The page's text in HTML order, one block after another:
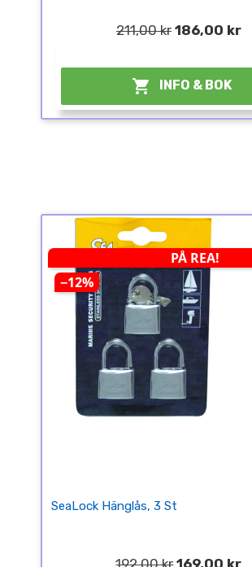
211,00 kr 186,00 kr
 INFO & BOK
PÅ REA!
−12%
SeaLock Hänglås, 3 St
192,00 kr 169,00 kr